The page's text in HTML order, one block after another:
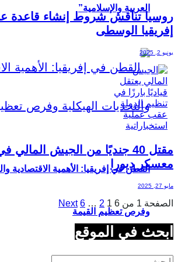
العربية والإسلامية”
القطن في إفريقيا: الأهمية الاقتصادية
وفرص تعظيم القيمة
روسيا تناقش شروط إنشاء قاعدة
إفريقيا الوسطى
يونيو 2, 2025
مقتل 40 جنديًا من الجيش
معسكر ديورا
مايو 27, 2025
الصفحة 1 من 6 1
2
…
6
Next
ابحث في الموقع